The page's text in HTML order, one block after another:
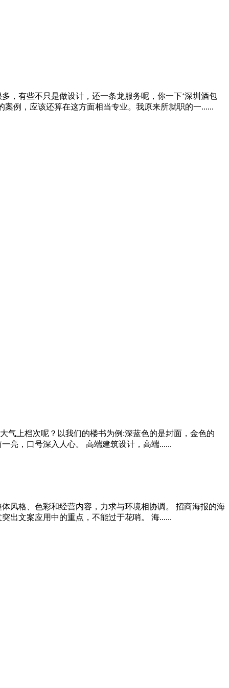
，有些不只是做设计，还一条龙服务呢，你一下‘深圳酒包
例，应该还算在这方面相当专业。我原来所就职的一......
气上档次呢？以我们的楼书为例:深蓝色的是封面，金色的
亮，口号深入人心。 高端建筑设计，高端......
风格、色彩和经营内容，力求与环境相协调。 招商海报的海
出文案应用中的重点，不能过于花哨。 海......